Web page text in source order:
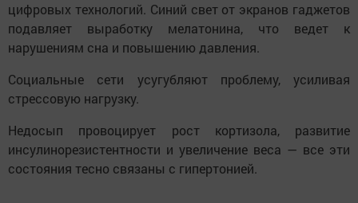
цифровых технологий. Синий свет от экранов гаджетов
подавляет выработку мелатонина, что ведет к
нарушениям сна и повышению давления.
Социальные сети усугубляют проблему, усиливая
стрессовую нагрузку.
Недосып провоцирует рост кортизола, развитие
инсулинорезистентности и увеличение веса — все эти
состояния тесно связаны с гипертонией.